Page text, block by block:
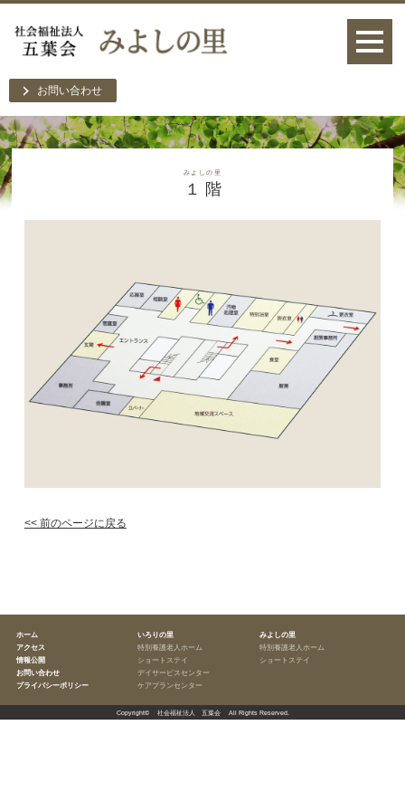
お問い合わせ
みよしの里
１ 階
<< 前のページに戻る
ホーム
アクセス
情報公開
お問い合わせ
プライバシーポリシー
いろりの里
特別養護老人ホーム
ショートステイ
デイサービスセンター
ケアプランセンター
みよしの里
特別養護老人ホーム
ショートステイ
Copyright© 社会福祉法人 五葉会 All Rights Reserved.